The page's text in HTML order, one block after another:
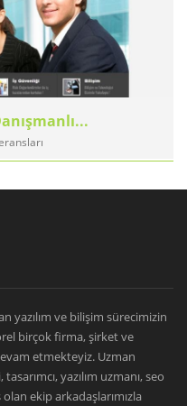
yazılım ve bilişim sürecimizin
birçok firma, şirket ve
etmekteyiz. Uzman
yazılım uzmanı, seo
ekip arkadaşlarımızla